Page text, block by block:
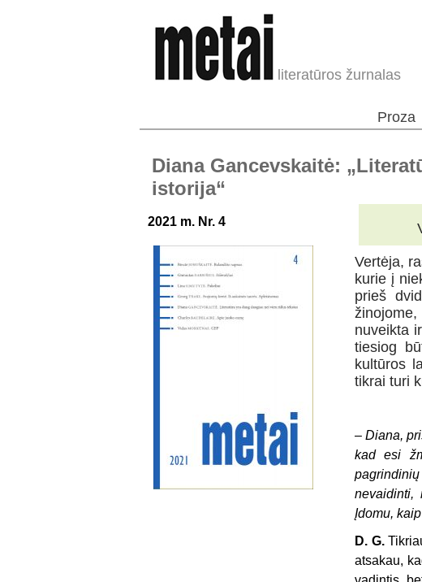
literatūros žurnalas
Proza
Diana Gancevskaitė:
istorija“
2021 m. Nr. 4
Vertėja,
kurie į
prieš
nuveikta
tiesiog
kultūros
tikrai turi
–Diana,
kad esi
nevaidinti,
Įdomu,
D. G.
atsakau,